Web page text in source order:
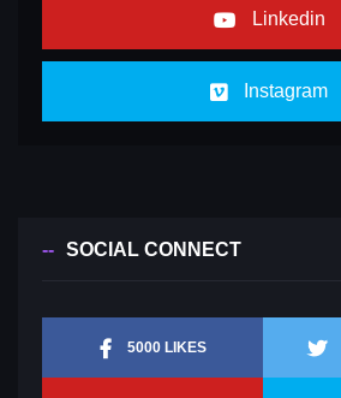
Linkedin
Instagram
SOCIAL CONNECT
5000 LIKES